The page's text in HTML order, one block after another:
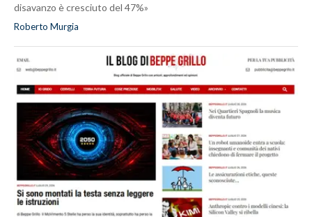
disavanzo è cresciuto del 47%»
Roberto Murgia